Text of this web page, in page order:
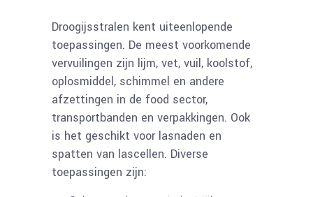
Droogijsstralen kent uiteenlopende
toepassingen. De meest voorkomende
vervuilingen zijn lijm, vet, vuil, koolstof,
oplosmiddel, schimmel en andere
afzettingen in de food sector,
transportbanden en verpakkingen. Ook
is het geschikt voor lasnaden en
spatten van lascellen. Diverse
toepassingen zijn: